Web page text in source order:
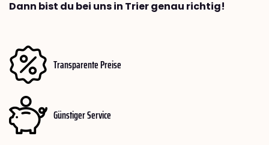
Dann bist du bei uns in Trier genau richtig!
Transparente Preise
Günstiger Service